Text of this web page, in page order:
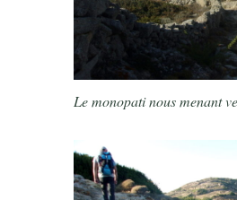
Le monopati nous menant